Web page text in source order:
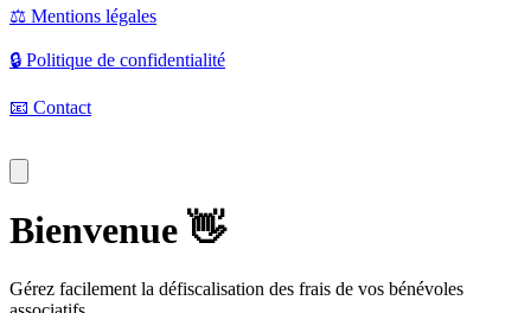
⚖️ Mentions légales
🔒 Politique de confidentialité
📧 Contact
Bienvenue 👋
Gérez facilement la défiscalisation des frais de vos bénévoles